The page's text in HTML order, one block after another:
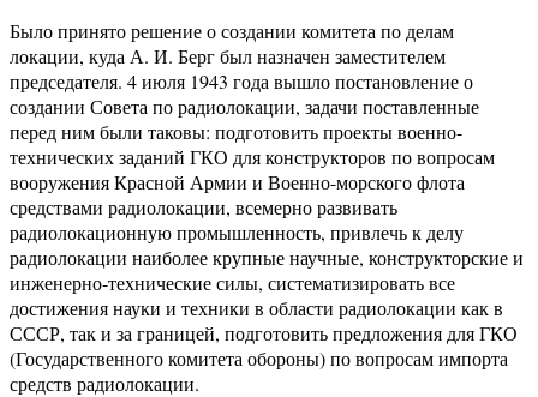
Было принято решение о создании комитета по делам
локации, куда А. И. Берг был назначен заместителем
председателя. 4 июля 1943 года вышло постановление о
создании Совета по радиолокации, задачи поставленные
перед ним были таковы: подготовить проекты военно-
технических заданий ГКО для конструкторов по вопросам
вооружения Красной Армии и Военно-морского флота
средствами радиолокации, всемерно развивать
радиолокационную промышленность, привлечь к делу
радиолокации наиболее крупные научные, конструкторские и
инженерно-технические силы, систематизировать все
достижения науки и техники в области радиолокации как в
СССР, так и за границей, подготовить предложения для ГКО
(Государственного комитета обороны) по вопросам импорта
средств радиолокации.